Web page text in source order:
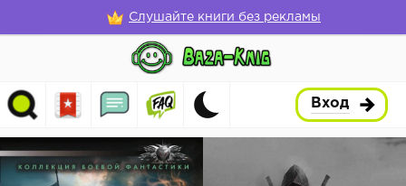
Слушайте книги без рекламы
Вход